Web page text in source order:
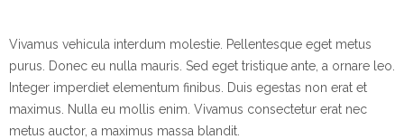
Vivamus vehicula interdum molestie. Pellentesque eget metus
purus. Donec eu nulla mauris. Sed eget tristique ante, a ornare leo.
Integer imperdiet elementum finibus. Duis egestas non erat et
maximus. Nulla eu mollis enim. Vivamus consectetur erat nec
metus auctor, a maximus massa blandit.